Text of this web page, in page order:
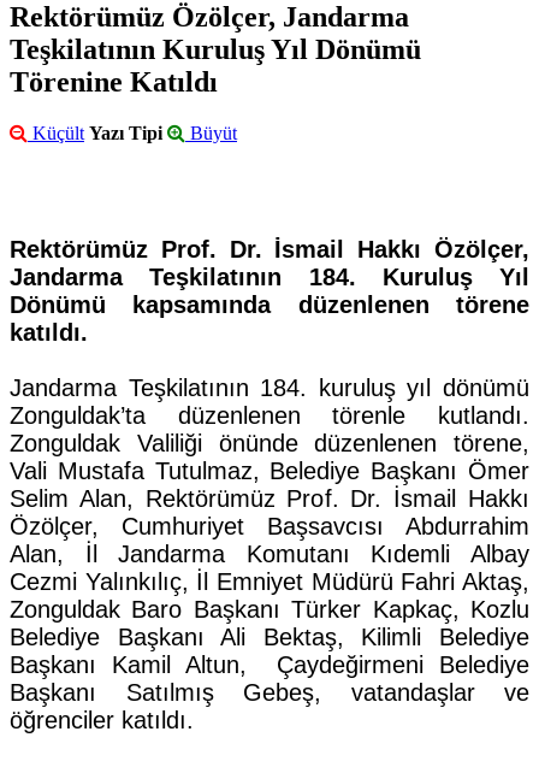
Rektörümüz Özölçer, Jandarma
Teşkilatının Kuruluş Yıl Dönümü
Törenine Katıldı
Küçült Yazı Tipi Büyüt
Rektörümüz Prof. Dr. İsmail Hakkı Özölçer,
Jandarma Teşkilatının 184. Kuruluş Yıl
Dönümü kapsamında düzenlenen törene
katıldı.
Jandarma Teşkilatının 184. kuruluş yıl dönümü
Zonguldak’ta düzenlenen törenle kutlandı.
Zonguldak Valiliği önünde düzenlenen törene,
Vali Mustafa Tutulmaz, Belediye Başkanı Ömer
Selim Alan, Rektörümüz Prof. Dr. İsmail Hakkı
Özölçer, Cumhuriyet Başsavcısı Abdurrahim
Alan, İl Jandarma Komutanı Kıdemli Albay
Cezmi Yalınkılıç, İl Emniyet Müdürü Fahri Aktaş,
Zonguldak Baro Başkanı Türker Kapkaç, Kozlu
Belediye Başkanı Ali Bektaş, Kilimli Belediye
Başkanı Kamil Altun, Çaydeğirmeni Belediye
Başkanı Satılmış Gebeş, vatandaşlar ve
öğrenciler katıldı.